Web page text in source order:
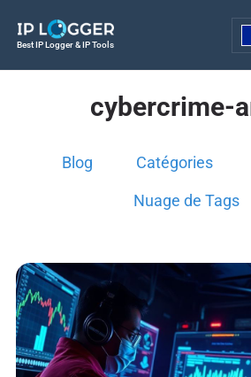
Best IP Logger & IP Tools
cybercrime-
Blog Catégories
Nuage de Tags